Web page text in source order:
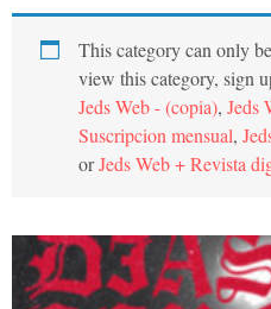
This category can only
view this category, sign
Jeds Web - (copia), Jeds
Suscripcion mensual,
orJeds Web + Revista